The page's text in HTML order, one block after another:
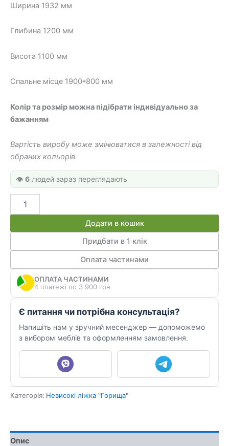
Ширина 1932 мм
Глибина 1200 мм
Висота 1100 мм
Спальне місце 1900*800 мм
Колір та розмір можна підібрати індивідуально за
бажанням
Вартість виробу може змінюватися в залежності від
обраних кольорів.
👁️ 6 людей зараз переглядають
горище
зі
ДМО
Б
кількість
Додати в кошик
Придбати в 1 клік
Оплата частинами
ОПЛАТА ЧАСТИНАМИ
4 платежі по 3 900 грн
Є питання чи потрібна консультація?
Напишіть нам у зручний месенджер — допоможемо
з вибором меблів та оформленням замовлення.
Категорія: Невисокі ліжка "Горища"
Опис